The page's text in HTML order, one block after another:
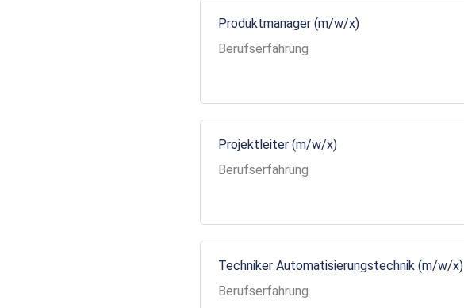
Produktmanager (m/w/x)
Berufserfahrung
Projektleiter (m/w/x)
Berufserfahrung
Techniker Automatisierungstechnik (m/w/x)
Berufserfahrung